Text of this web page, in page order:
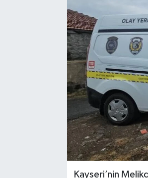
Kayseri’nin
TEKNOLOJİ